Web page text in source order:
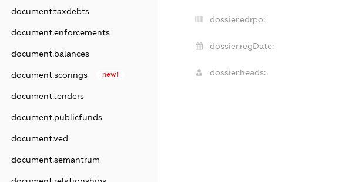
document.taxdebts
document.enforcements
document.balances
document.scorings new!
document.tenders
document.publicfunds
document.ved
document.semantrum
dossier.edrpo:
dossier.regDate:
dossier.heads: